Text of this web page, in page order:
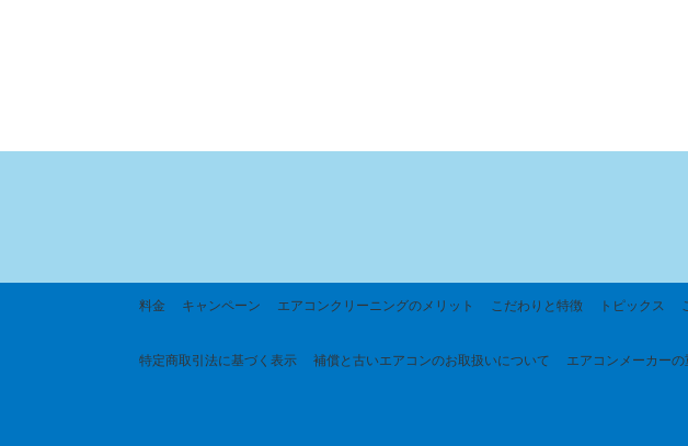
料金 キャンペーン エアコンクリーニングのメリット こだわりと特徴 トピックス
特定商取引法に基づく 表示 補償と古いエアコンのお取扱いについて エアコンメーカー